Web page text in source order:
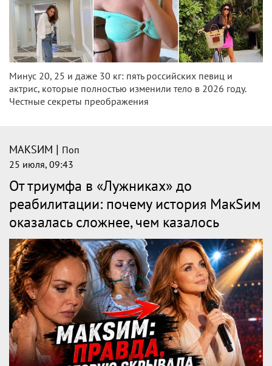
Минус 20, 25 и даже 30 кг: пять российских певиц и
актрис, которые полностью изменили тело в 2026 году.
Честные секреты преображения
МАКSИМ | Поп
25 июля, 09:43
От триумфа в «Лужниках» до
реабилитации: почему история МакSим
оказалась сложнее, чем казалось